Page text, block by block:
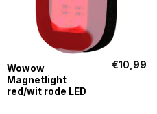
Wowow
Magnetlight
red/wit rode LED
€10,99